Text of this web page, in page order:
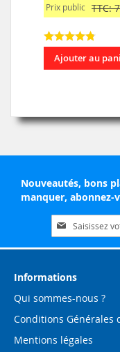
Prix public TTC:
Ajouter au
Nouveautés, bons
manquer,
Inscription
à
notre
d’information
Informations
Qui sommes-nous ?
Conditions Générales
Mentions légales